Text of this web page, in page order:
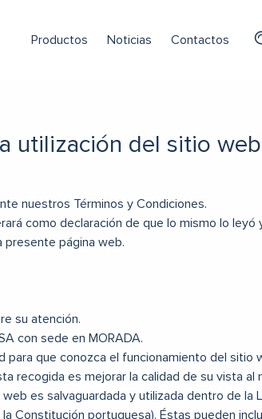
Productos Noticias Contactos
utilización del sitio
nuestros Términos y Condiciones.
como declaración de que lo mismo lo leyó
presente página web.
su atención.
con sede en MORADA.
para que conozca el funcionamiento del sitio
recogida es mejorar la calidad de su vista al
es salvaguardada y utilizada dentro de la
Constitución portuguesa). Éstas pueden